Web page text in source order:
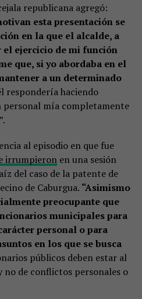
republicana agregó:
esta presentación se
en la que el alcalde, a
ejercicio de mi función
que, si yo abordaba en el
a un determinado
respondería haciendo
personal mía completamente
al episodio en que fue
irrumpieronen una sesión
del caso de la patente de
de Caburgua. “Asimismo
preocupante que
municipales para
personal o para
en los que se busca
públicos deben estar al
no de conflictos personales o